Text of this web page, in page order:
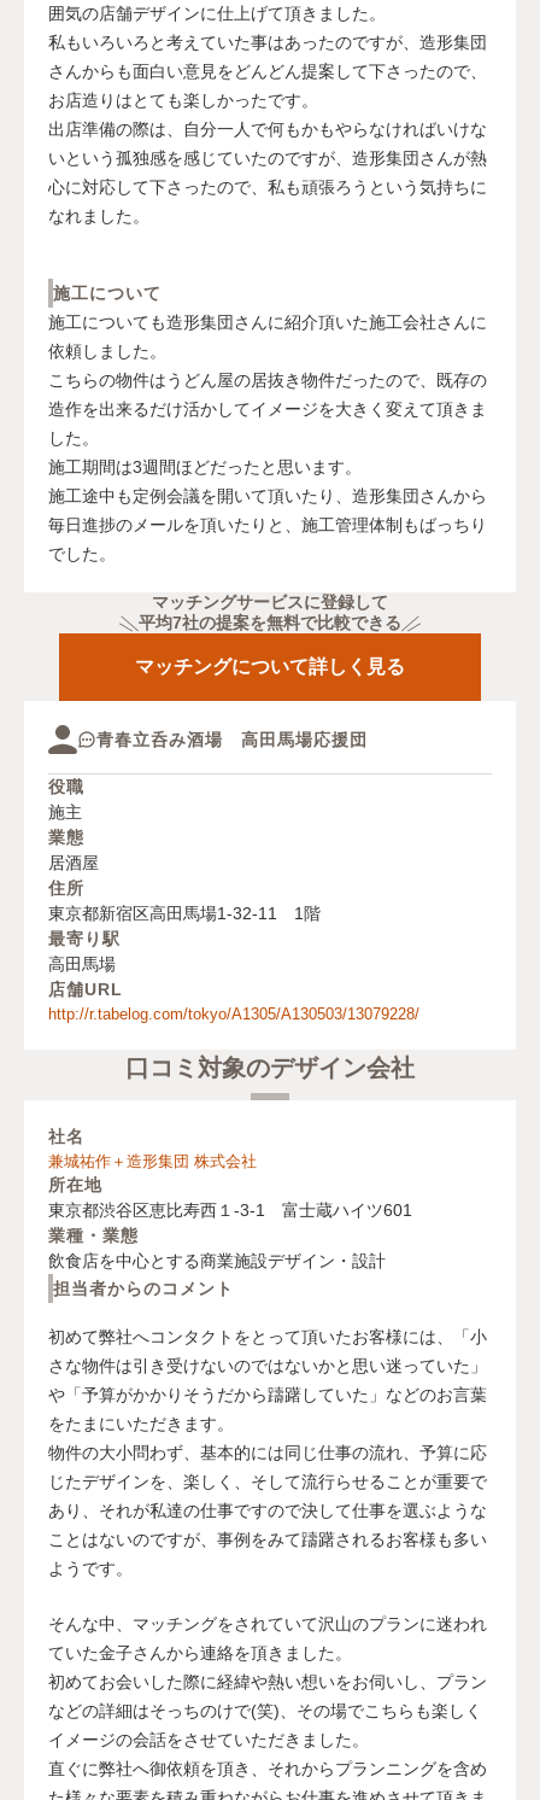
囲気の店舗デザインに仕上げて頂きました。
私もいろいろと考えていた事はあったのですが、造形集団
さんからも面白い意見をどんどん提案して下さったので、
お店造りはとても楽しかったです。
出店準備の際は、自分一人で何もかもやらなければいけな
いという孤独感を感じていたのですが、造形集団さんが熱
心に対応して下さったので、私も頑張ろうという気持ちに
なれました。
施工について
施工についても造形集団さんに紹介頂いた施工会社さんに
依頼しました。
こちらの物件はうどん屋の居抜き物件だったので、既存の
造作を出来るだけ活かしてイメージを大きく変えて頂きま
した。
施工期間は3週間ほどだったと思います。
施工途中も定例会議を開いて頂いたり、造形集団さんから
毎日進捗のメールを頂いたりと、施工管理体制もばっちり
でした。
マッチングサービスに登録して
平均7社の提案を無料で比較できる
マッチングについて詳しく見る
青春立呑み酒場 高田馬場応援団
役職
施主
業態
居酒屋
住所
東京都新宿区高田馬場1-32-11 1階
最寄り駅
高田馬場
店舗URL
http://r.tabelog.com/tokyo/A1305/A130503/13079228/
口コミ対象のデザイン会社
社名
兼城祐作＋造形集団 株式会社
所在地
東京都渋谷区恵比寿西１-3-1 富士蔵ハイツ601
業種・業態
飲食店を中心とする商業施設デザイン・設計
担当者からのコメント
初めて弊社へコンタクトをとって頂いたお客様には、「小
さな物件は引き受けないのではないかと思い迷っていた」
や「予算がかかりそうだから躊躇していた」などのお言葉
をたまにいただきます。
物件の大小問わず、基本的には同じ仕事の流れ、予算に応
じたデザインを、楽しく、そして流行らせることが重要で
あり、それが私達の仕事ですので決して仕事を選ぶような
ことはないのですが、事例をみて躊躇されるお客様も多い
ようです。
そんな中、マッチングをされていて沢山のプランに迷われ
ていた金子さんから連絡を頂きました。
初めてお会いした際に経緯や熱い想いをお伺いし、プラン
などの詳細はそっちのけで(笑)、その場でこちらも楽しく
イメージの会話をさせていただきました。
直ぐに弊社へ御依頼を頂き、それからプランニングを含め